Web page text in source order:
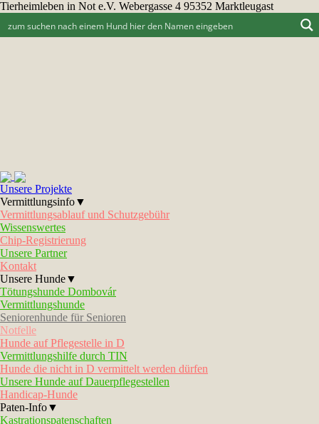
Tierheimleben in Not e.V. Webergasse 4 95352 Marktleugast
Unsere Projekte
Vermittlungsinfo▼
Vermittlungsablauf und Schutzgebühr
Wissenswertes
Chip-Registrierung
Unsere Partner
Kontakt
Unsere Hunde▼
Tötungshunde Dombovár
Vermittlungshunde
Seniorenhunde für Senioren
Notfelle
Hunde auf Pflegestelle in D
Vermittlungshilfe durch TIN
Hunde die nicht in D vermittelt werden dürfen
Unsere Hunde auf Dauerpflegestellen
Handicap-Hunde
Paten-Info▼
Kastrationspatenschaften